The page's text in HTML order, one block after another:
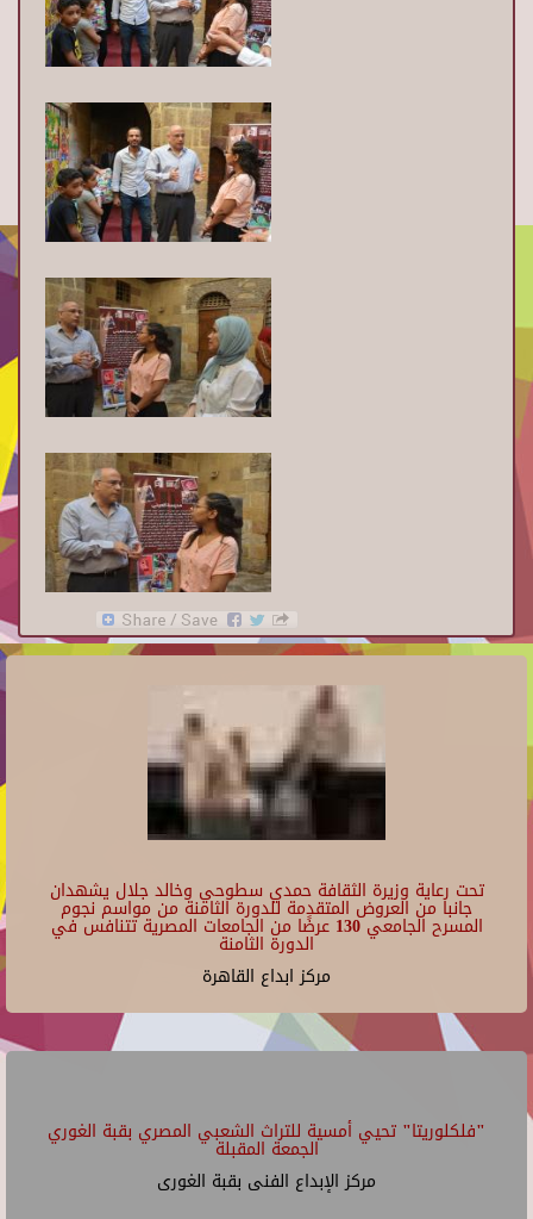
تحت رعاية وزيرة الثقافة حمدي سطوحي وخالد جلال يشهدان
جانبا من العروض المتقدمة للدورة الثامنة من مواسم نجوم
المسرح الجامعي 130 عرضًا من الجامعات المصرية تتنافس في
الدورة الثامنة
مركز ابداع القاهرة
"فلكلوريتا" تحيي أمسية للتراث الشعبي المصري بقبة الغوري
الجمعة المقبلة
مركز الإبداع الفنى بقبة الغورى